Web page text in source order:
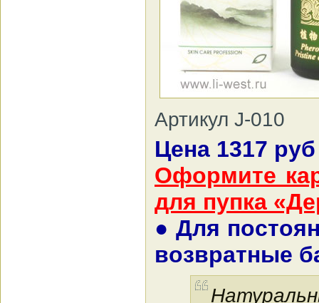
Артикул J-010
Цена 1317 руб
Оформите
для пупка
● Для
возвратные